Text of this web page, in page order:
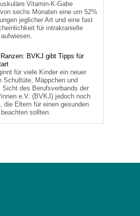
Vitamin-K-Gabe
sechs Monaten eine um 52%
jeglicher Art und eine fast
für intrakranielle
BVKJ gibt Tipps für
für viele Kinder ein neuer
Schultüte, Mäppchen und
des Berufsverbands der
e.V. (BVKJ) jedoch noch
die Eltern für einen gesunden
sollten.